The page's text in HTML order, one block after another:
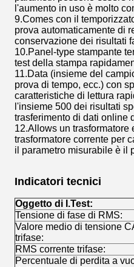
l'aumento in uso è molto
9.Comes con il
prova automaticamente di
conservazione dei risultati
10.Panel-type stampante
test della stampa
11.Data (insieme del
prova di tempo, ecc.) con
caratteristiche di lettura
l'insieme 500 dei risultati
trasferimento di dati online
12.Allows un trasformatore
trasformatore corrente per
il parametro misurabile è il
Indicatori tecnici
Oggetto di I.Test:
Tensione di fase di RMS:
Valore medio di tensione
trifase:
RMS corrente trifase:
Percentuale di perdita a